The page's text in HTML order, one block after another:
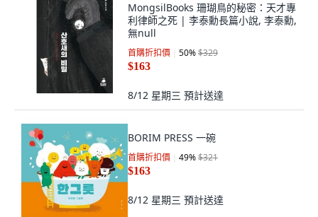
MongsilBooks 珊瑚鳥的秘密：天才專
利律師之死 | 李泰勳長篇小說, 李泰勳,
無null
首購折扣價 50%$329
$163
8/12 星期三 預計送達
BORIM PRESS 一碗
首購折扣價 49%$321
$163
8/12 星期三 預計送達